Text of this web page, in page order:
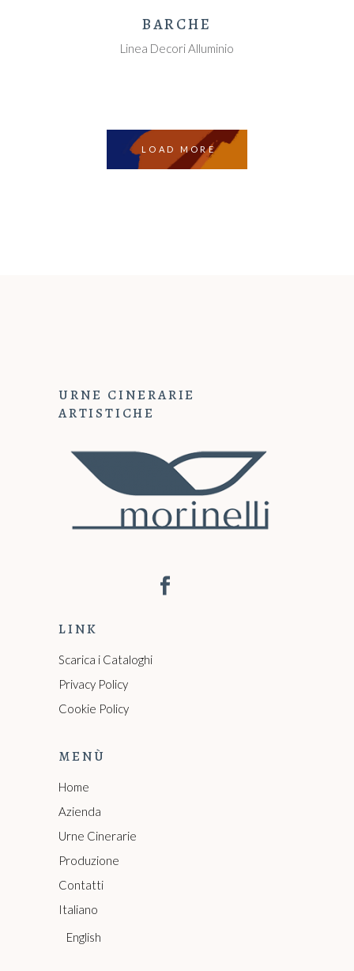
BARCHE
Linea Decori Alluminio
LOAD MORE
URNE CINERARIE
ARTISTICHE
LINK
Scarica i Cataloghi
Privacy Policy
Cookie Policy
MENÙ
Home
Azienda
Urne Cinerarie
Produzione
Contatti
Italiano
English